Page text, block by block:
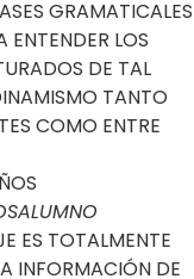
GRAMATICALES
ENTENDER LOS
DE TAL
TANTO
COMO ENTRE
ALUMNO
ES TOTALMENTE
INFORMACIÓN DE